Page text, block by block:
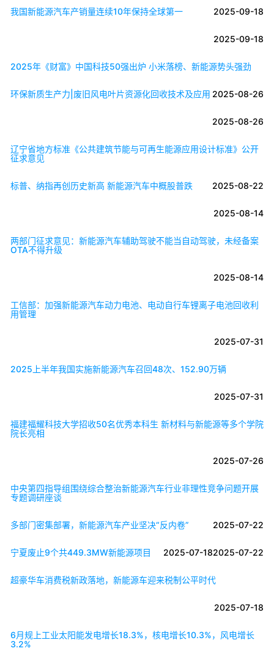
2025-09-18
我国新能源汽车产销量连续10年保持全球第一
2025-09-18
2025年《财富》中国科技50强出炉 小米落榜、新能源势头强劲
2025-08-26
环保新质生产力|废旧风电叶片资源化回收技术及应用
2025-08-26
辽宁省地方标准《公共建筑节能与可再生能源应用设计标准》公开
征求意见
2025-08-22
标普、纳指再创历史新高 新能源汽车中概股普跌
2025-08-14
两部门征求意见：新能源汽车辅助驾驶不能当自动驾驶，未经备案
OTA不得升级
2025-08-14
工信部：加强新能源汽车动力电池、电动自行车锂离子电池回收利
用管理
2025-07-31
2025上半年我国实施新能源汽车召回48次、152.90万辆
2025-07-31
福建福耀科技大学招收50名优秀本科生 新材料与新能源等多个学院
院长亮相
2025-07-26
中央第四指导组围绕综合整治新能源汽车行业非理性竞争问题开展
专题调研座谈
2025-07-22
多部门密集部署，新能源汽车产业坚决“反内卷”
2025-07-22
宁夏废止9个共449.3MW新能源项目 2025-07-18
超豪华车消费税新政落地，新能源车迎来税制公平时代
2025-07-18
6月规上工业太阳能发电增长18.3%，核电增长10.3%，风电增长
3.2%